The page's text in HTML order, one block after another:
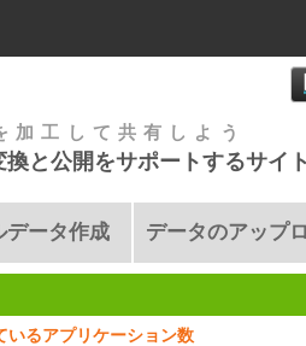
加工して共有しよう
と公開をサポートするサイト
データ作成 データのアップ
いるアプリケーション数